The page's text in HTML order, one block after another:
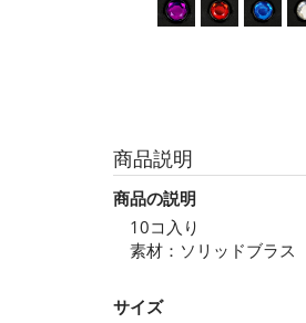
商品説明
商品の説明
10コ入り
素材：ソリッドブラス
サイズ